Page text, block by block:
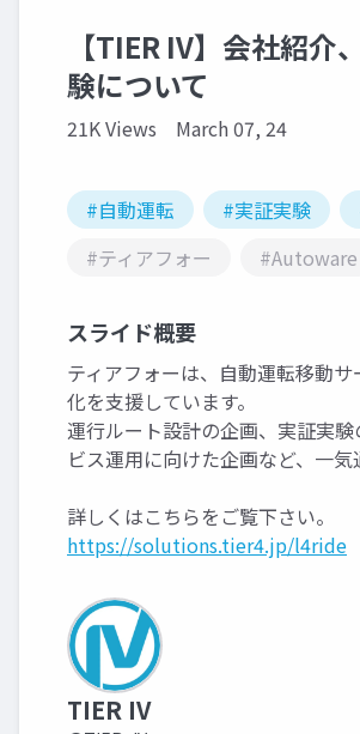
【TIER IV】会社紹介
験について
21K Views March 07, 24
#自動運転 #実証実験
#ティアフォー
#Autoware
スライド概要
ティアフォーは、自動運転移動
化を支援しています。
運行ルート設計の企画、実証実験
ビス運用に向けた企画など、一気
詳しくはこちらをご覧下さい。
https://solutions.tier4.jp/l4ride
TIER IV